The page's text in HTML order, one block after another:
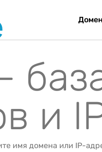
и
имя домена или IP-